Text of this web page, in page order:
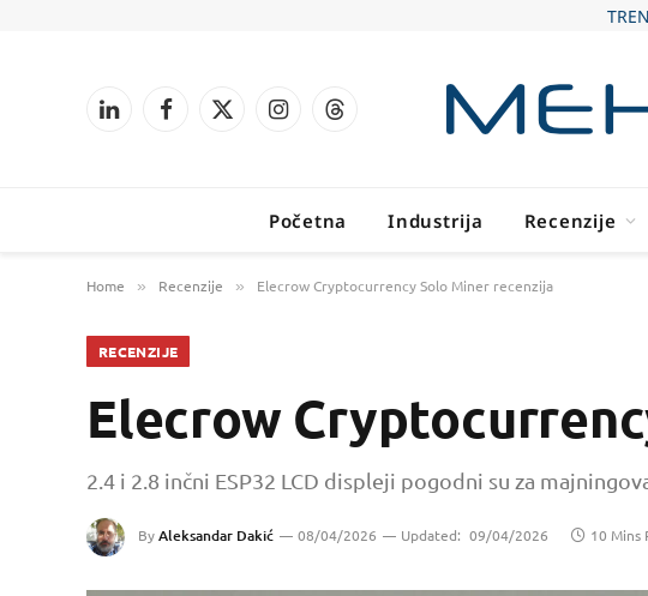
LinkedInFacebook
X
InstagramThreads
Početna Industrija Recenzije
Home » Recenzije » Elecrow Cryptocurrency Solo Miner recenzija
RECENZIJE
Elecrow
2.4 i 2.8 inčni ESP32 LCD displeji pogodni su za
ByAleksandar Dakić 08/04/2026 Updated: 09/04/2026 10 Mins